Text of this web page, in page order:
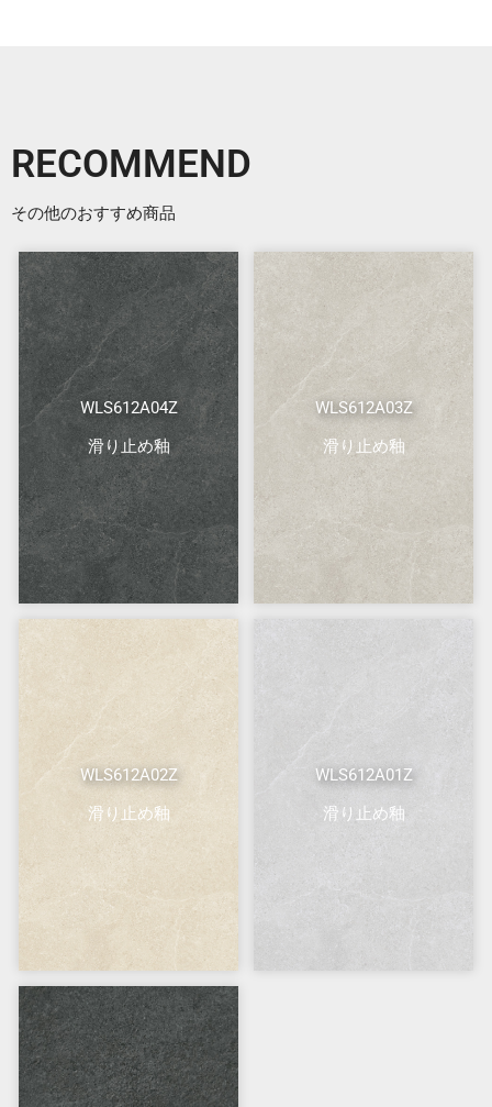
RECOMMEND
その他のおすすめ商品
WLS612A04Z
滑り止め釉
WLS612A03Z
滑り止め釉
WLS612A02Z
滑り止め釉
WLS612A01Z
滑り止め釉